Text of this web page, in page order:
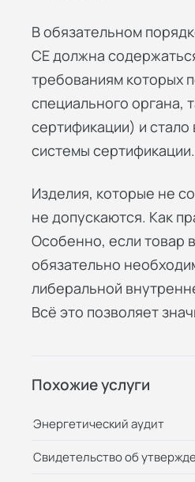
В обязательном
СЕ должна
требованиям которых
специального органа,
сертификации) и
системы сертификации.
Изделия, которые не
не допускаются. Как
Особенно, если товар
обязательно
либеральной
Всё это позволяет
Похожие услуги
Энергетический аудит
Свидетельство об